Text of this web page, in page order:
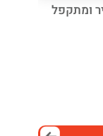
ומתקפל